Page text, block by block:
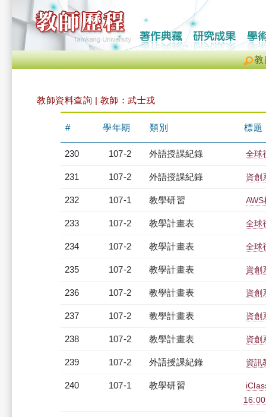
教
教師資料查詢 | 教師：武士戎
# 學年期 類別 標題
230 107-2 外語授課紀錄 全球
231 107-2 外語授課紀錄 資創
232 107-1 教學研習
233 107-2 教學計畫表 全球
234 107-2 教學計畫表 全球
235 107-2 教學計畫表 資創
236 107-2 教學計畫表 資創
237 107-2 教學計畫表 資創
238 107-2 教學計畫表 資創
239 107-2 外語授課紀錄 資訊
240 107-1 教學研習